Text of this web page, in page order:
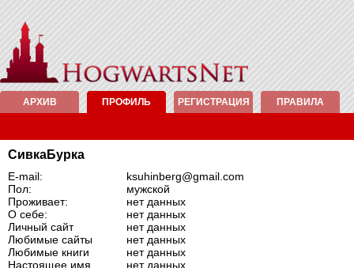
АРХИВ ПРОФИЛЬ РЕГИСТРАЦИЯ ПРАВИЛА
СивкаБурка
E-mail:
ksuhinberg@gmail.com
Пол:
мужской
Проживает:
нет данных
О себе:
нет данных
Личный сайт
нет данных
Любимые сайты
нет данных
Любимые книги
нет данных
Настоящее имя
нет данных